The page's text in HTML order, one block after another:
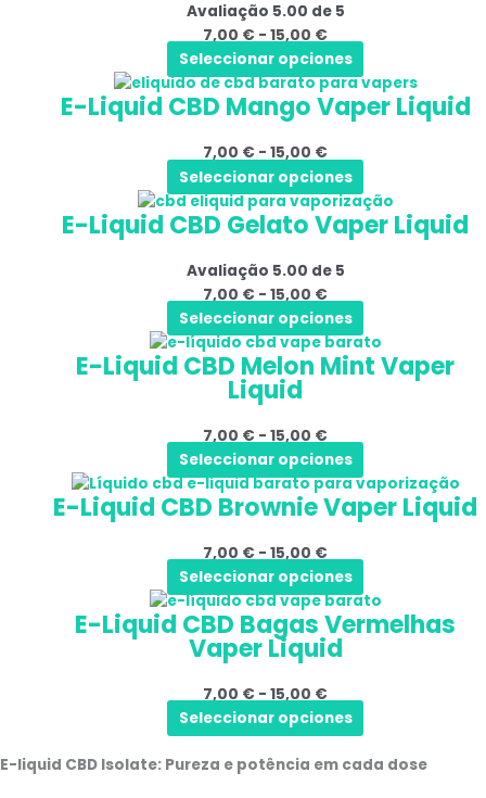
na
página
do
produto
Avaliação 5.00 de 5
7,00 € - 15,00 €
a
15,00 €
Seleccionar opciones
variantes.
As
opções
podem
ser
na
página
do
produto
E-Liquid CBD Mango Vaper Liquid
7,00 € - 15,00 €
Gama
de
a
15,00 €
Seleccionar opciones
Este
produto
várias
variantes.
As
opções
ser
selecionadas
na
página
do
produto
E-Liquid CBD Gelato Vaper Liquid
Avaliação 5.00 de 5
7,00 € - 15,00 €
Gama
de
7,00 €
15,00 €
Seleccionar opciones
Este
produto
várias
variantes.
As
opções
podem
ser
na
página
do
produto
E-Liquid CBD Melon Mint Vaper
Liquid
7,00 € - 15,00 €
Gama
de
15,00 €
Seleccionar opciones
Este
produto
tem
variantes.
As
opções
podem
selecionadas
na
página
do
produto
E-Liquid CBD Brownie Vaper Liquid
7,00 € - 15,00 €
Gama
de
7,00 €
a
15,00 €
Seleccionar opciones
Este
produto
várias
variantes.
As
opções
podem
selecionadas
na
do
E-Liquid CBD Bagas Vermelhas
Vaper Liquid
7,00 € - 15,00 €
Gama
de
preços:
a
15,00 €
Seleccionar opciones
Este
produto
tem
variantes.
As
opções
podem
E-liquid CBD Isolate: Pureza e potência em cada dose